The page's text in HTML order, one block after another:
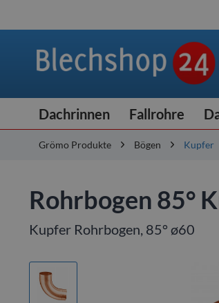
Dachrinnen Fallrohre
Grömo Produkte Bögen Kupfer
Rohrbogen 85°
Kupfer Rohrbogen, 85° ø60